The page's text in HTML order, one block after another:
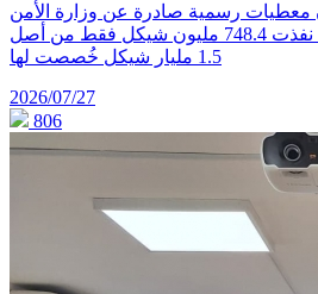
معطيات رسمية صادرة عن وزارة الأمن
القومي تكشف أن الوزارة نفذت 748.4 مليون شيكل فقط من أصل
1.5 مليار شيكل خُصصت لها
2026/07/27
806